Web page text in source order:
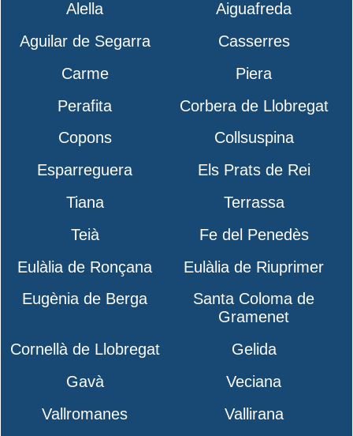
Alella
Aiguafreda
Aguilar de Segarra
Casserres
Carme
Piera
Perafita
Corbera de Llobregat
Copons
Collsuspina
Esparreguera
Els Prats de Rei
Tiana
Terrassa
Teià
Fe del Penedès
Eulàlia de Ronçana
Eulàlia de Riuprimer
Eugènia de Berga
Santa Coloma de
Gramenet
Cornellà de Llobregat
Gelida
Gavà
Veciana
Vallromanes
Vallirana